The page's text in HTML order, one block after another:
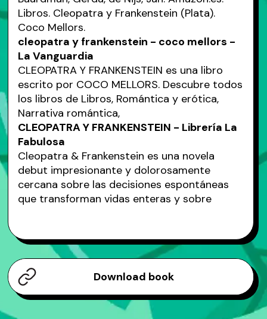
Libros. Cleopatra y Frankenstein (Plata).
Coco Mellors.
cleopatra y frankenstein - coco mellors -
La Vanguardia
CLEOPATRA Y FRANKENSTEIN es una libro
escrito por COCO MELLORS. Descubre todos
los libros de Libros, Romántica y erótica,
Narrativa romántica,
CLEOPATRA Y FRANKENSTEIN - Librería La
Fabulosa
Cleopatra & Frankenstein es una novela
debut impresionante y dolorosamente
cercana sobre las decisiones espontáneas
que transforman vidas enteras y sobre
Download book